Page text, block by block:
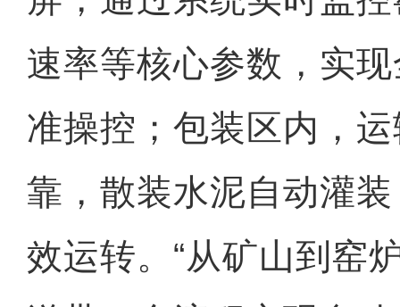
速率等核心参数，实
准操控；包装区内，
靠，散装水泥自动灌
效运转。“从矿山到窑